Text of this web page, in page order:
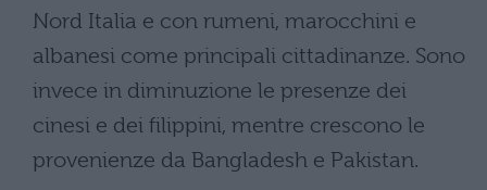
Nord Italia e con rumeni, marocchini e
albanesi come principali cittadinanze. Sono
invece in diminuzione le presenze dei
cinesi e dei filippini, mentre crescono le
provenienze da Bangladesh e Pakistan.